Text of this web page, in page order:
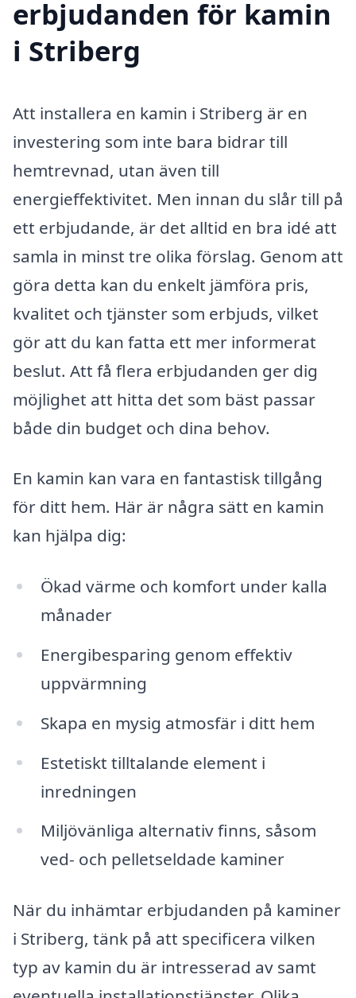
erbjudanden för kamin
i Striberg
Att installera en kamin i Striberg är en
investering som inte bara bidrar till
hemtrevnad, utan även till
energieffektivitet. Men innan du slår till på
ett erbjudande, är det alltid en bra idé att
samla in minst tre olika förslag. Genom att
göra detta kan du enkelt jämföra pris,
kvalitet och tjänster som erbjuds, vilket
gör att du kan fatta ett mer informerat
beslut. Att få flera erbjudanden ger dig
möjlighet att hitta det som bäst passar
både din budget och dina behov.
En kamin kan vara en fantastisk tillgång
för ditt hem. Här är några sätt en kamin
kan hjälpa dig:
Ökad värme och komfort under kalla
månader
Energibesparing genom effektiv
uppvärmning
Skapa en mysig atmosfär i ditt hem
Estetiskt tilltalande element i
inredningen
Miljövänliga alternativ finns, såsom
ved- och pelletseldade kaminer
När du inhämtar erbjudanden på kaminer
i Striberg, tänk på att specificera vilken
typ av kamin du är intresserad av samt